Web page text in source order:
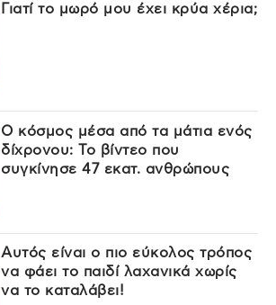
Γιατί το μωρό μου έχει κρύα χέρια;
Ο κόσμος μέσα από τα μάτια ενός
δίχρονου: Το βίντεο που
συγκίνησε 47 εκατ. ανθρώπους
Αυτός είναι ο πιο εύκολος τρόπος
να φάει το παιδί λαχανικά χωρίς
να το καταλάβει!